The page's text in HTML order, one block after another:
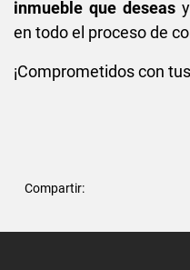
inmueble que deseasy
en todo el proceso de
¡Comprometidos con
Compartir: